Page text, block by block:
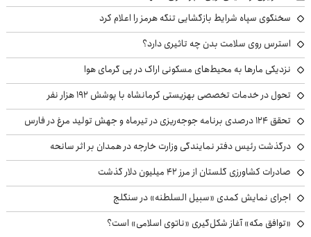
سخنگوی سپاه شرایط بازگشایی تنگه هرمز را اعلام کرد
استرس روی سلامت بدن چه تاثیری دارد؟
نزدیکی مارها به محیط‌های مسکونی اراک در پی گرمای هوا
تحول در خدمات تخصصی بهزیستی کرمانشاه با پوشش ۱۹۲ هزار نفر
تحقق ۱۲۴ درصدی برنامه جوجه‌ریزی در تیرماه و جهش تولید مرغ در فارس
درگذشت رئیس دفتر نمایندگی وزارت خارجه در همدان بر اثر سانحه
صادرات کشاورزی گلستان از مرز ۴۲ میلیون دلار گذشت
اجرای نمایش کمدی «سبیل السلطنه» در سنگلج
«توافق مکه» آغاز شکل‌گیری «ناتوی اسلامی» است؟